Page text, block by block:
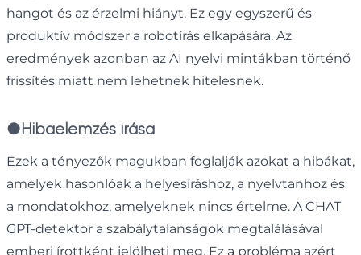
hangot és az érzelmi hiányt. Ez egy egyszerű és
produktív módszer a robotírás elkapására. Az
eredmények azonban az AI nyelvi mintákban történő
frissítés miatt nem lehetnek hitelesnek.
●Hibaelemzés írása
Ezek a tényezők magukban foglalják azokat a hibákat,
amelyek hasonlóak a helyesíráshoz, a nyelvtanhoz és
a mondatokhoz, amelyeknek nincs értelme. A CHAT
GPT-detektor a szabálytalanságok megtalálásával
emberi írottként jelölheti meg. Ez a probléma azért